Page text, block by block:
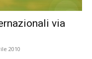
via
2010